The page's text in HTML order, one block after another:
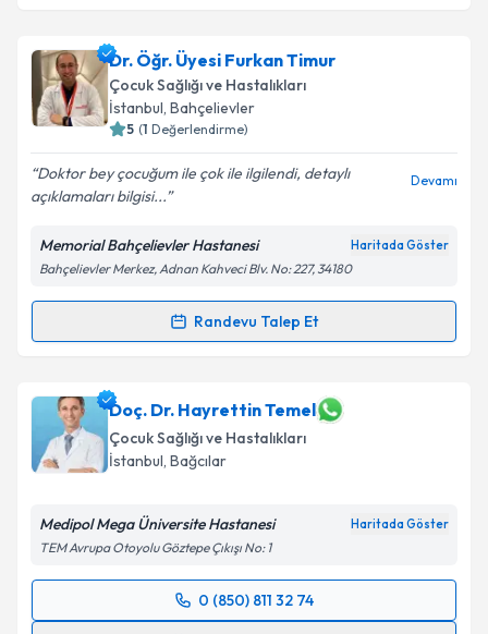
Uzm. Dr. Pınar Karadeniziçin randevu takvimi
talebi oluşturun. Size bu uzmandan randevu almanız
için bir takvim hazırlandığında e-posta ile
bilgilendireceğiz.
E-posta Adresiniz
Kişisel verilerimin işlenmesine ilişkinAydınlatma
Metni'ni okudum ve kişisel verilerimin belirtilen
kapsamda işlenmesini kabul ediyorum.
Dr. Öğr. Üyesi Furkan Timur
Çocuk Sağlığı ve Hastalıkları
İstanbul, Bahçelievler
5 (1 Değerlendirme)
Doktor bey çocuğum ile çok ile ilgilendi, detaylı
açıklamaları bilgisi...
Devamı
Memorial Bahçelievler Hastanesi Haritada Göster
Bahçelievler Merkez, Adnan Kahveci Blv. No: 227, 34180
Randevu Talep Et
Randevu Takvimi Talebi
Dr. Öğr. Üyesi Furkan Timuriçin randevu takvimi
talebi oluşturun. Size bu uzmandan randevu almanız
için bir takvim hazırlandığında e-posta ile
bilgilendireceğiz.
E-posta Adresiniz
Kişisel verilerimin işlenmesine ilişkinAydınlatma
Doç. Dr. Hayrettin Temel
Çocuk Sağlığı ve Hastalıkları
İstanbul, Bağcılar
Medipol Mega Üniversite Hastanesi Haritada Göster
TEM Avrupa Otoyolu Göztepe Çıkışı No: 1
0 (850) 811 32 74
Randevu Takvimi Talebi